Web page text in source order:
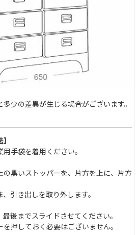
少の差異が生じる場合がございます。
手袋を着用ください。
黒いストッパーを、片方を上に、片方
引き出しを取り外します。
後までスライドさせてください。
押しておく必要はございません。